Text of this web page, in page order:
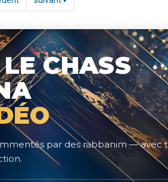
CHASS
par des rabbanim — avec